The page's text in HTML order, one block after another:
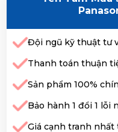
Đội ngũ kỹ thuật tư
Thanh toán thuận
Sản phẩm 100%
Bảo hành 1 đổi 1 lỗi
Giá cạnh tranh